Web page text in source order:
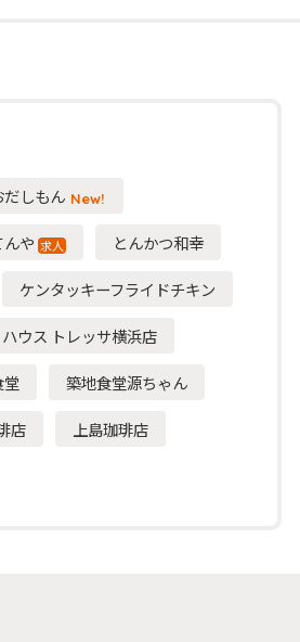
しもん New!
や 求人 とんかつ和幸
ケンタッキーフライドチキン
ウス トレッサ横浜店
築地食堂源ちゃん
店 上島珈琲店